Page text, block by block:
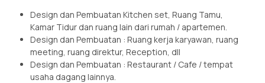
Design dan Pembuatan Kitchen set, Ruang Tamu,
Kamar Tidur dan ruang lain dari rumah / apartemen.
Design dan Pembuatan : Ruang kerja karyawan, ruang
meeting, ruang direktur, Reception, dll
Design dan Pembuatan : Restaurant / Cafe / tempat
usaha dagang lainnya.